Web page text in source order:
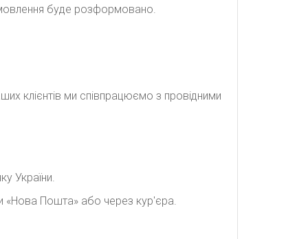
буде розформовано.
клієнтів ми співпрацюємо з провідними
України.
«Нова Пошта» або через кур'єра.